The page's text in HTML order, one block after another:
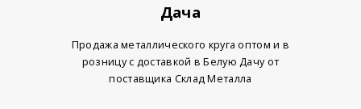
Дача
Продажа металлического круга оптом и в
розницу с доставкой в Белую Дачу от
поставщика Склад Металла